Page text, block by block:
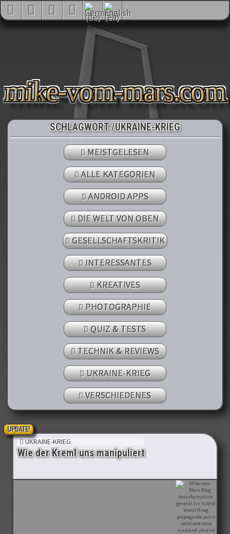
mike-vom-mars.com
SCHLAGWORT /UKRAINE-KRIEG
MEISTGELESEN
ALLE KATEGORIEN
ANDROID APPS
DIE WELT VON OBEN
GESELLSCHAFTSKRITIK
INTERESSANTES
KREATIVES
PHOTOGRAPHIE
QUIZ & TESTS
TECHNIK & REVIEWS
UKRAINE-KRIEG
VERSCHIEDENES
UPDATE!
UKRAINE-KRIEG
Wie der Kreml uns manipuliert